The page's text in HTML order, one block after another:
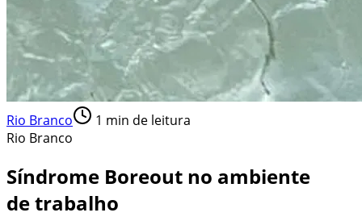
Rio Branco 1 min de leitura
Rio Branco
Síndrome Boreout no ambiente
de trabalho